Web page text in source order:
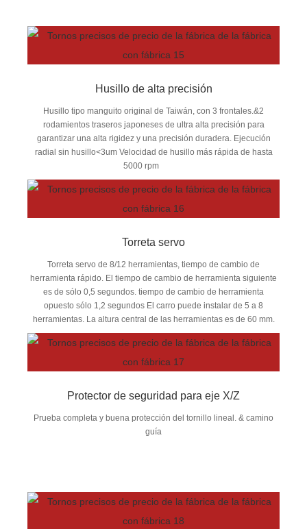
Husillo de alta precisión
Husillo tipo manguito original de Taiwán, con 3 frontales.&2
rodamientos traseros japoneses de ultra alta precisión para
garantizar una alta rigidez y una precisión duradera. Ejecución
radial sin husillo<3um Velocidad de husillo más rápida de hasta
5000 rpm
Torreta servo
Torreta servo de 8/12 herramientas, tiempo de cambio de
herramienta rápido. El tiempo de cambio de herramienta siguiente
es de sólo 0,5 segundos. tiempo de cambio de herramienta
opuesto sólo 1,2 segundos El carro puede instalar de 5 a 8
herramientas. La altura central de las herramientas es de 60 mm.
Protector de seguridad para eje X/Z
Prueba completa y buena protección del tornillo lineal. & camino
guía